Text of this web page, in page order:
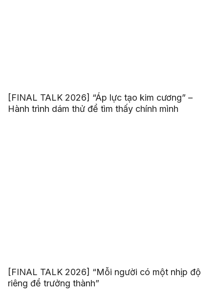
[FINAL TALK 2026] “Áp lực tạo kim cương” –
Hành trình dám thử để tìm thấy chính mình
[FINAL TALK 2026] “Mỗi người có một nhịp độ
riêng để trưởng thành”